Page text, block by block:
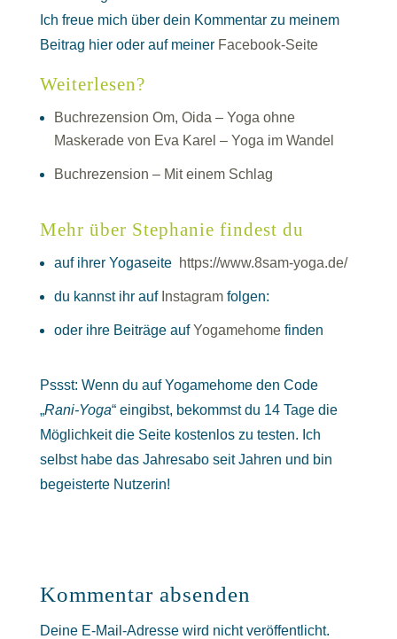
Ich freue mich über dein Kommentar zu meinem
Beitrag hier oder auf meiner Facebook-Seite
Weiterlesen?
Buchrezension Om, Oida – Yoga ohne
Maskerade von Eva Karel – Yoga im Wandel
Buchrezension – Mit einem Schlag
Mehr über Stephanie findest du
auf ihrer Yogaseite https://www.8sam-yoga.de/
du kannst ihr auf Instagramfolgen:
oder ihre Beiträge aufYogamehome finden
Pssst: Wenn du auf Yogamehome den Code
„Rani-Yoga“ eingibst, bekommst du 14 Tage die
Möglichkeit die Seite kostenlos zu testen. Ich
selbst habe das Jahresabo seit Jahren und bin
begeisterte Nutzerin!
Kommentar absenden
Deine E-Mail-Adresse wird nicht veröffentlicht.